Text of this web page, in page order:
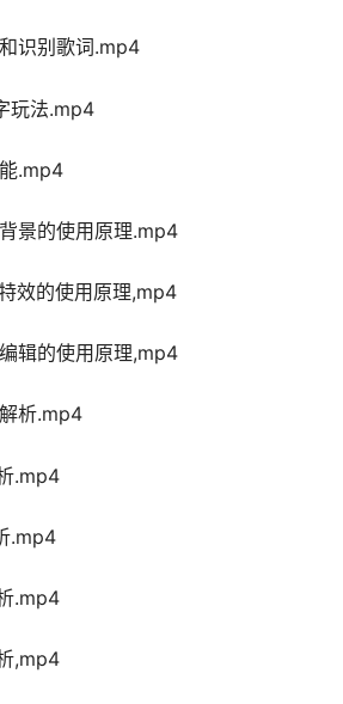
识别歌词.mp4
玩法.mp4
.mp4
景的使用原理.mp4
效的使用原理,mp4
辑的使用原理,mp4
析.mp4
.mp4
.mp4
.mp4
,mp4